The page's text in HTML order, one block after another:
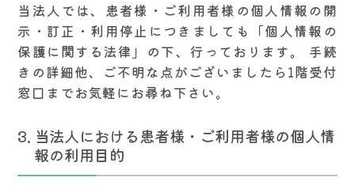
当法人では、患者様・ご利用者様の個人情報の開
示・訂正・利用停止につきましても「個人情報の
保護に関する法律」の下、行っております。 手続
きの詳細他、ご不明な点がございましたら1階受付
窓口までお気軽にお尋ね下さい。
当法人における患者様・ご利用者様の個人情
報の利用目的